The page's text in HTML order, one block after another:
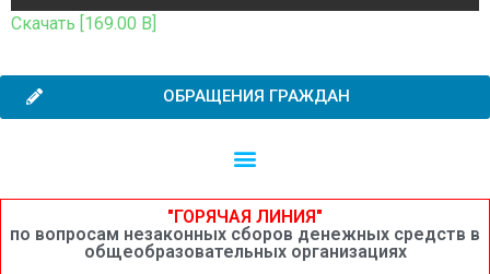
Скачать [169.00 B]
ОБРАЩЕНИЯ ГРАЖДАН
"ГОРЯЧАЯ ЛИНИЯ"
по вопросам незаконных сборов денежных средств в
общеобразовательных организациях